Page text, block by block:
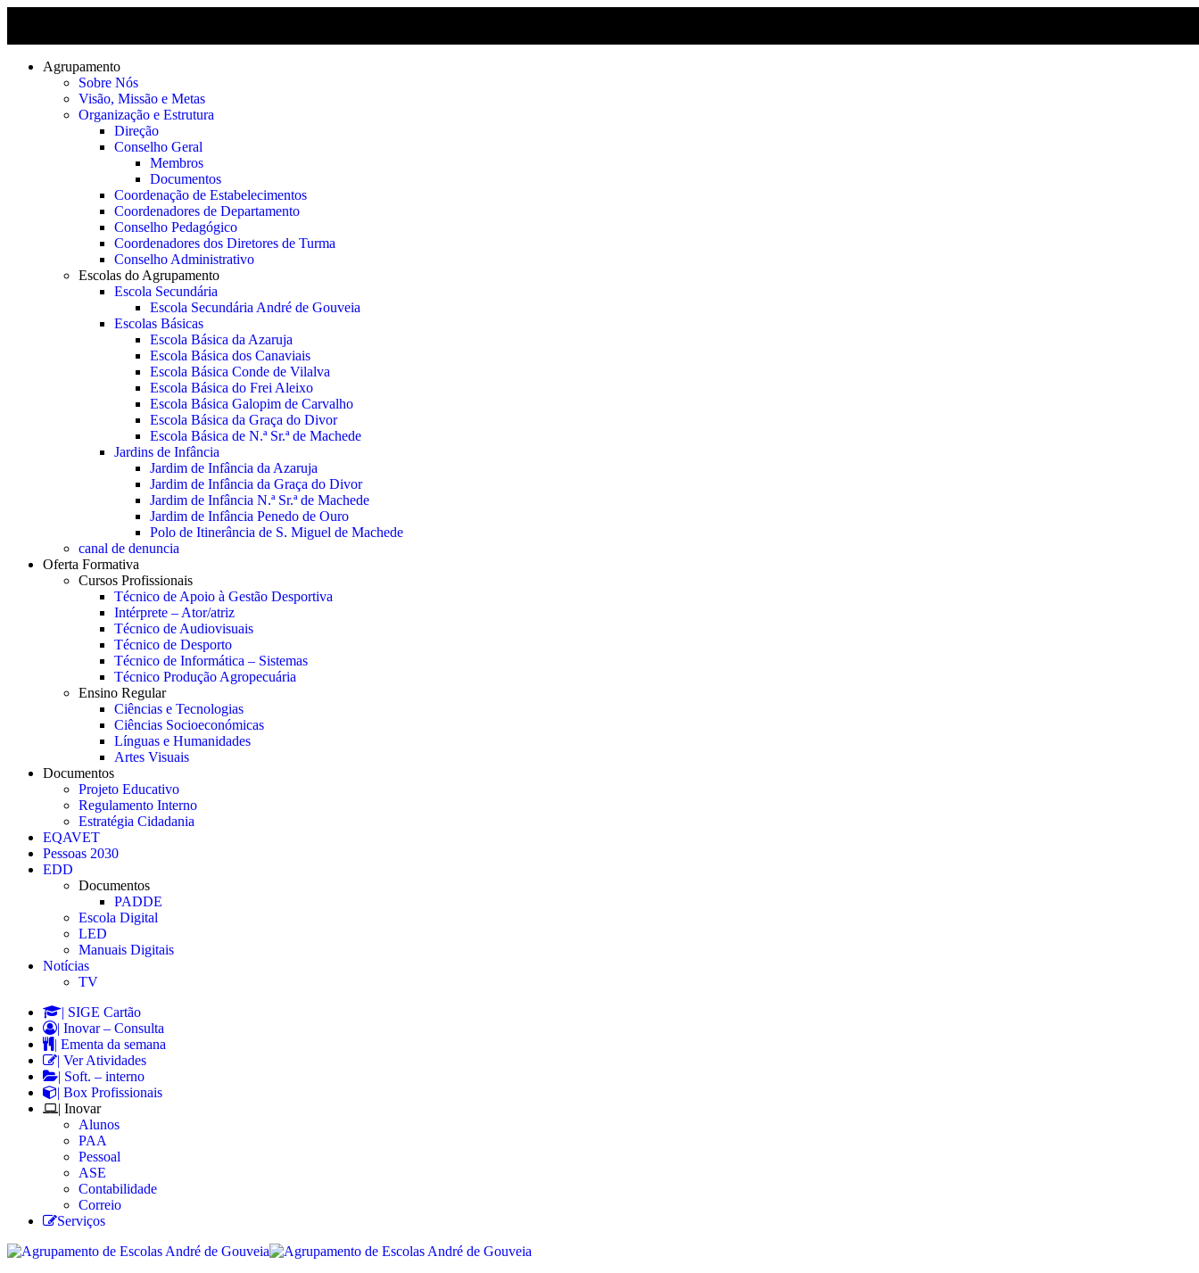
Agrupamento
Sobre Nós
Visão, Missão e Metas
Organização e Estrutura
Direção
Conselho Geral
Membros
Documentos
Coordenação de Estabelecimentos
Coordenadores de Departamento
Conselho Pedagógico
Coordenadores dos Diretores de Turma
Conselho Administrativo
Escolas do Agrupamento
Escola Secundária
Escola Secundária André de Gouveia
Escolas Básicas
Escola Básica da Azaruja
Escola Básica dos Canaviais
Escola Básica Conde de Vilalva
Escola Básica do Frei Aleixo
Escola Básica Galopim de Carvalho
Escola Básica da Graça do Divor
Escola Básica de N.ª Sr.ª de Machede
Jardins de Infância
Jardim de Infância da Azaruja
Jardim de Infância da Graça do Divor
Jardim de Infância N.ª Sr.ª de Machede
Jardim de Infância Penedo de Ouro
Polo de Itinerância de S. Miguel de Machede
canal de denuncia
Oferta Formativa
Cursos Profissionais
Técnico de Apoio à Gestão Desportiva
Intérprete – Ator/atriz
Técnico de Audiovisuais
Técnico de Desporto
Técnico de Informática – Sistemas
Técnico Produção Agropecuária
Ensino Regular
Ciências e Tecnologias
Ciências Socioeconómicas
Línguas e Humanidades
Artes Visuais
Documentos
Projeto Educativo
Regulamento Interno
Estratégia Cidadania
EQAVET
Pessoas 2030
EDD
Documentos
PADDE
Escola Digital
LED
Manuais Digitais
Notícias
TV
| SIGE Cartão
| Inovar – Consulta
| Ementa da semana
| Ver Atividades
| Soft. – interno
| Box Profissionais
| Inovar
Alunos
PAA
Pessoal
ASE
Contabilidade
Correio
Serviços